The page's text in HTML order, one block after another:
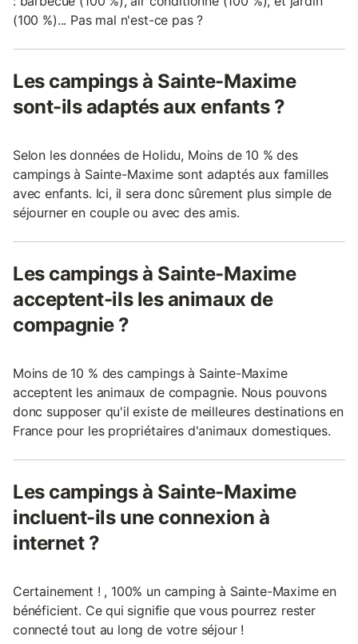
(100 %)... Pas mal n'est-ce pas ?
Les campings à Sainte-Maxime
sont-ils adaptés aux enfants ?
Selon les données de Holidu, Moins de 10 % des
campings à Sainte-Maxime sont adaptés aux familles
avec enfants. Ici, il sera donc sûrement plus simple de
séjourner en couple ou avec des amis.
Les campings à Sainte-Maxime
acceptent-ils les animaux de
compagnie ?
Moins de 10 % des campings à Sainte-Maxime
acceptent les animaux de compagnie. Nous pouvons
donc supposer qu'il existe de meilleures destinations en
France pour les propriétaires d'animaux domestiques.
Les campings à Sainte-Maxime
incluent-ils une connexion à
internet ?
Certainement ! , 100% un camping à Sainte-Maxime en
bénéficient. Ce qui signifie que vous pourrez rester
connecté tout au long de votre séjour !